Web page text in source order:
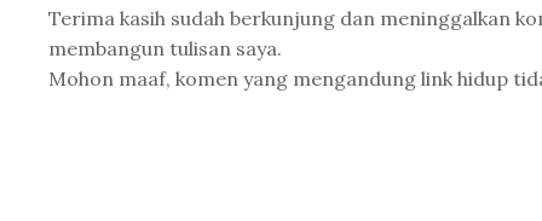
Terima kasih sudah berkunjung dan meninggalkan
membangun tulisan saya.
Mohon maaf, komen yang mengandung link hidup